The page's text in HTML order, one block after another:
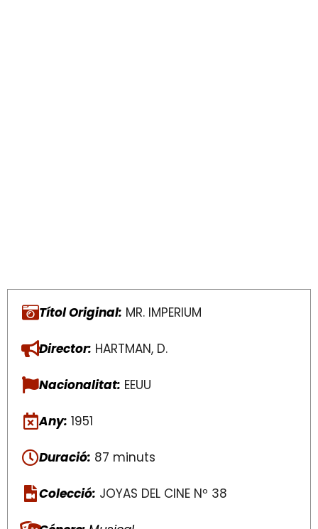
Títol Original: MR. IMPERIUM
Director: HARTMAN, D.
Nacionalitat: EEUU
Any: 1951
Duració: 87 minuts
Colecció: JOYAS DEL CINE Nº 38